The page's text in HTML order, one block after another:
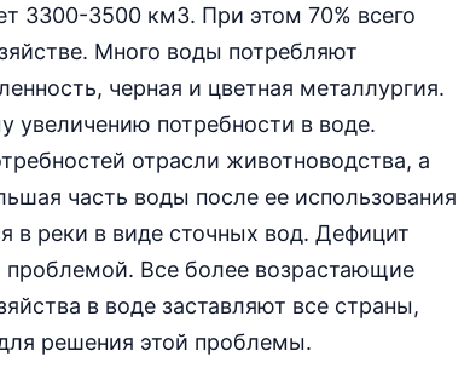
3300-3500 км3. При этом 70% всего
Много воды потребляют
черная и цветная металлургия.
увеличению потребности в воде.
отрасли животноводства, а
часть воды после ее использования
в реки в виде сточных вод. Дефицит
проблемой. Все более возрастающие
в воде заставляют все страны,
решения этой проблемы.